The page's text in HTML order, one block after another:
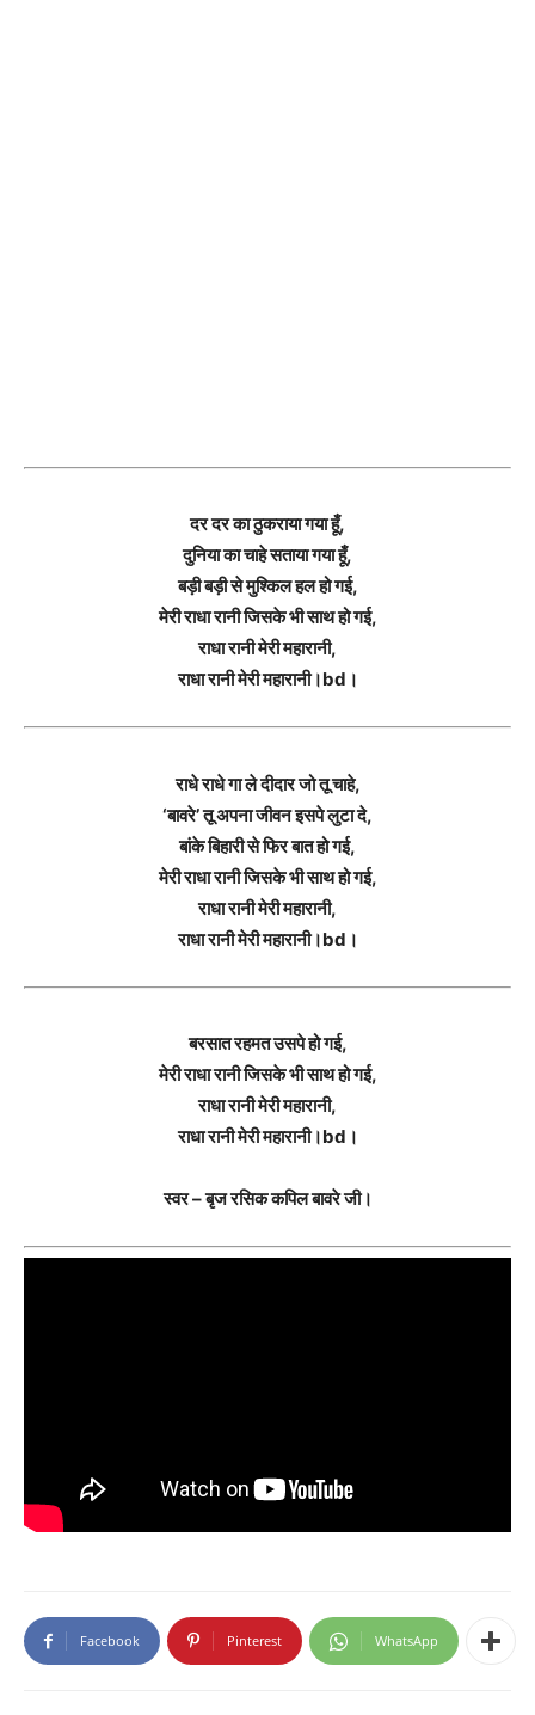
दर दर का ठुकराया गया हूँ,
दुनिया का चाहे सताया गया हूँ,
बड़ी बड़ी से मुश्किल हल हो गई,
मेरी राधा रानी जिसके भी साथ हो गई,
राधा रानी मेरी महारानी,
राधा रानी मेरी महारानी।bd।
राधे राधे गा ले दीदार जो तू चाहे,
‘बावरे’ तू अपना जीवन इसपे लुटा दे,
बांके बिहारी से फिर बात हो गई,
मेरी राधा रानी जिसके भी साथ हो गई,
राधा रानी मेरी महारानी,
राधा रानी मेरी महारानी।bd।
बरसात रहमत उसपे हो गई,
मेरी राधा रानी जिसके भी साथ हो गई,
राधा रानी मेरी महारानी,
राधा रानी मेरी महारानी।bd।
स्वर – बृज रसिक कपिल बावरे जी।
Facebook Pinterest WhatsApp